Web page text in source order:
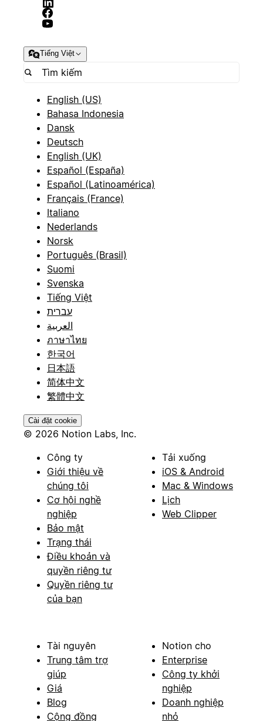
Tiếng Việt
English (US)
Bahasa Indonesia
Dansk
Deutsch
English (UK)
Español (España)
Español (Latinoamérica)
Français (France)
Italiano
Nederlands
Norsk
Português (Brasil)
Suomi
Svenska
Tiếng Việt
עברית
العربية
ภาษาไทย
한국어
日本語
简体中文
繁體中文
Cài đặt cookie
© 2026 Notion Labs, Inc.
Công ty
Giới thiệu về
chúng tôi
Cơ hội nghề
nghiệp
Bảo mật
Trạng thái
Điều khoản và
quyền riêng tư
Quyền riêng tư
của bạn
Tải xuống
iOS & Android
Mac & Windows
Lịch
Web Clipper
Tài nguyên
Trung tâm trợ
giúp
Giá
Blog
Cộng đồng
Notion cho
Enterprise
Công ty khởi
nghiệp
Doanh nghiệp
nhỏ